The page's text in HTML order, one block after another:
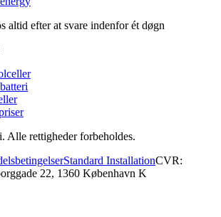
altid efter at svare indenfor ét døgn
Alle rettigheder forbeholdes.
Standard InstallationCVR:
22, 1360 København K